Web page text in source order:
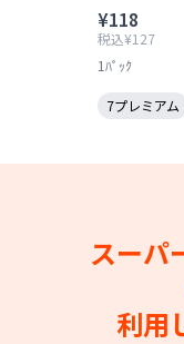
¥118
税込¥127
1ﾊﾟｯｸ
7プレミアム
スーパ
利用